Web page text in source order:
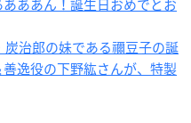
ああん！誕生日おめでとお
治郎の妹である禰豆子の誕
逸役の下野紘さんが、特製